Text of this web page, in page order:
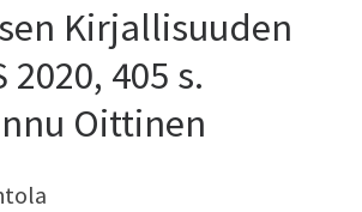
Kirjallisuuden
2020, 405 s.
Oittinen